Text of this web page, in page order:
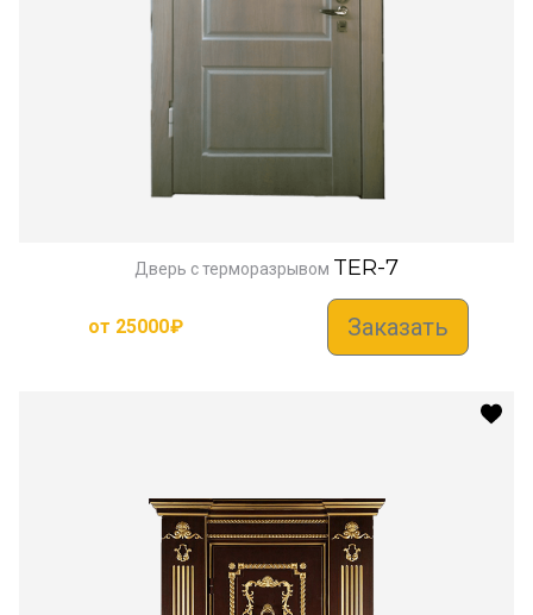
Дверь с терморазрывом TER-7
от 25000₽ Заказать